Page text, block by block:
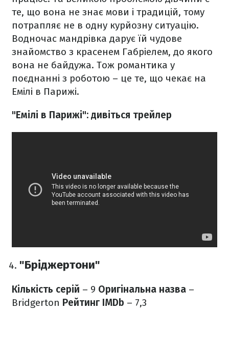
те, що вона не знає мови і традицій, тому
потрапляє не в одну курйозну ситуацію.
Водночас мандрівка дарує їй чудове
знайомство з красенем Габріелем, до якого
вона не байдужа. Тож романтика у
поєднанні з роботою – це те, що чекає на
Емілі в Парижі.
"Емілі в Парижі": дивіться трейлер
"Бріджертони"
Кількість серій – 9 Оригінальна назва –
Bridgerton Рейтинг IMDb – 7,3